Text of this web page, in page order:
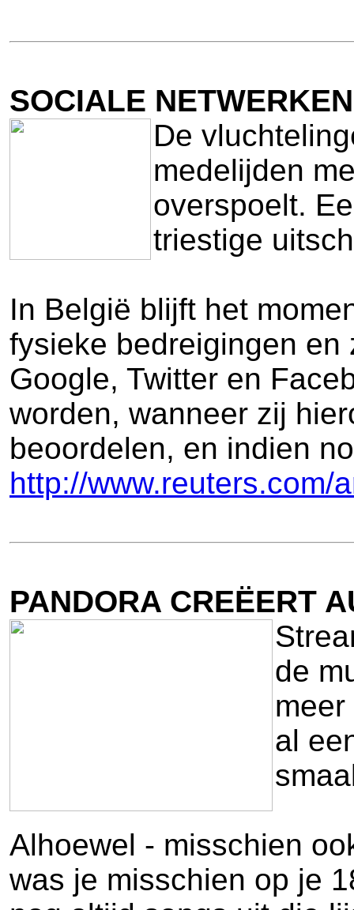
SOCIALE
De
medelijden
overspoelt.
triestige
In België blijft het
fysieke bedreigingen en
Google, Twitter en
worden, wanneer zij
beoordelen, en indien
http://www.reuters.com/
PANDORA CREËERT
de
al
Alhoewel - misschien
was je misschien op je